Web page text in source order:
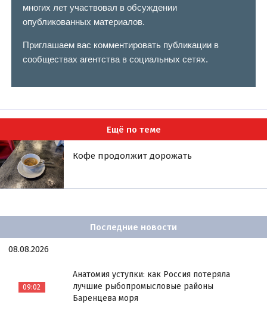
многих лет участвовал в обсуждении
опубликованных материалов.
Приглашаем вас комментировать публикации в
сообществах агентства в социальных сетях.
Ещё по теме
Кофе продолжит дорожать
Последние новости
08.08.2026
09:02
Анатомия уступки: как Россия потеряла
лучшие рыбопромысловые районы
Баренцева моря